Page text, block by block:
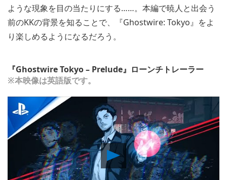
ような現象を目の当たりにする……。本編で暁人と出会う
前のKKの背景を知ることで、『Ghostwire: Tokyo』をよ
り楽しめるようになるだろう。
『Ghostwire Tokyo – Prelude』ローンチトレーラー
※本映像は英語版です。
Play
Video